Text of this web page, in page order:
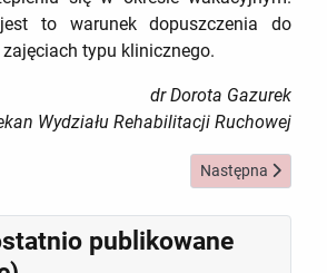
to warunek dopuszczenia do
typu klinicznego.
dr Dorota Gazurek
Wydziału Rehabilitacji Ruchowej
Certyfikat potwierdzający zaszczepienie
Następna strona:
Następna
publikowane